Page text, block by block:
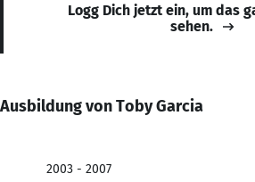
Logg Dich jetzt ein, um das
sehen.
Ausbildung von Toby Garcia
2003 - 2007